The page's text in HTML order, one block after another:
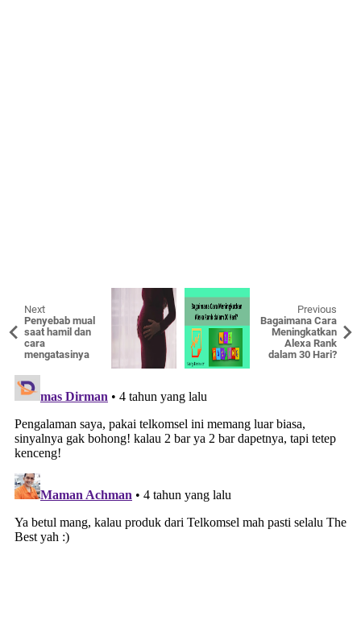
Next
Penyebab mual
saat hamil dan
cara
mengatasinya
Previous
Bagaimana Cara
Meningkatkan
Alexa Rank
dalam 30 Hari?